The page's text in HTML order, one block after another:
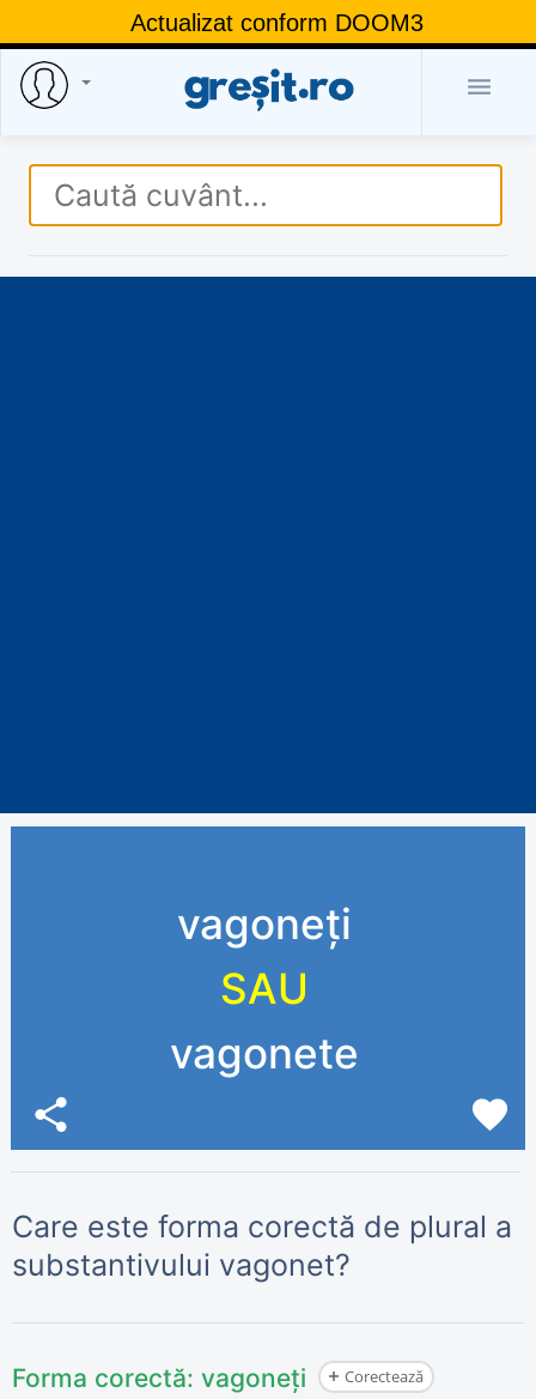
Actualizat conform DOOM3

vagoneți
SAU
vagonete
share favorite
Care este forma corectă de plural a
substantivului vagonet?
Forma corectă: vagoneți Corectează